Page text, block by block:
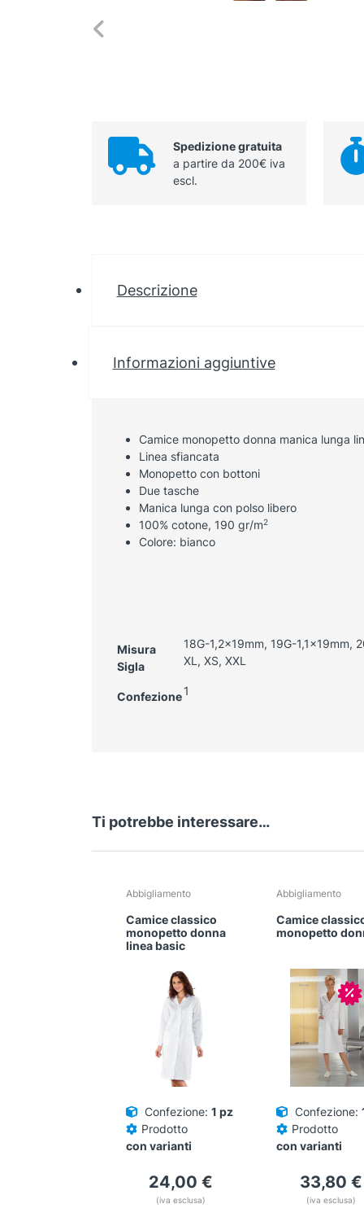
Spedizione gratuita
a partire da 200€ iva
escl.
Descrizione
Informazioni aggiuntive
Camice monopetto donna manica lunga
Linea sfiancata
Monopetto con bottoni
Due tasche
Manica lunga con polso libero
100% cotone, 190 gr/m2
Colore: bianco
Misura
Sigla
18G-1,2x19mm, 19G-
XL, XS, XXL
Confezione 1
Ti potrebbe interessare…
Abbigliamento
Camice classico
monopetto donna
linea basic
Confezione: 1 pz
Prodotto
con varianti
24,00€
(iva esclusa)
Questo
ha
più
possono
prodotto
Abbigliamento
Camice
monopetto
Confezione:
Prodotto
con varianti
33,80€
(iva esclusa)
Questo
ha
possono
scelte
nella
prodotto